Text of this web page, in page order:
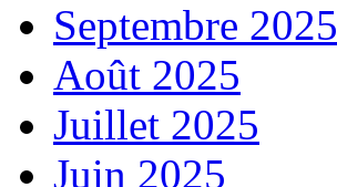
Septembre 2025
Août 2025
Juillet 2025
Juin 2025